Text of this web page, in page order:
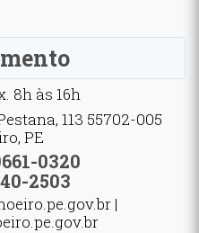
8h às 16h
113 55702-005
PE
0320
2503
|